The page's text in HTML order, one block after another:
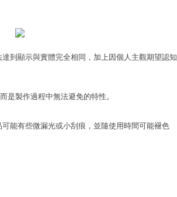
到顯示與實體完全相同，加上因個人主觀期望認知
是製作過程中無法避免的特性。
能有些微漏光或小刮痕，並隨使用時間可能褪色